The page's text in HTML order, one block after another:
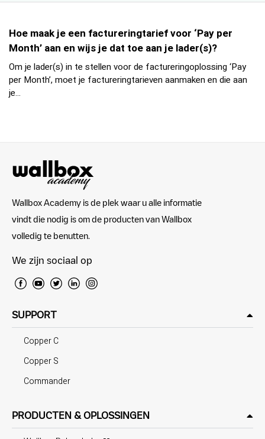
Hoe maak je een factureringtarief voor ‘Pay per
Month’ aan en wijs je dat toe aan je lader(s)?
Om je lader(s) in te stellen voor de factureringoplossing ‘Pay
per Month’, moet je factureringtarieven aanmaken en die aan
je...
Wallbox Academy is de plek waar u alle informatie
vindt die nodig is om de producten van Wallbox
volledig te benutten.
We zijn sociaal op
SUPPORT
Copper C
Copper S
Commander
PRODUCTEN & OPLOSSINGEN